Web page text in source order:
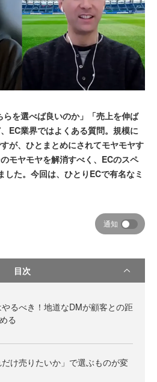
を選べば良いのか」「売上を伸ば
EC業界ではよくある質問。規模に
が、ひとまとめにされてモヤモヤす
モヤモヤを解消すべく、ECのスペ
した。今回は、ひとりECで有名なミ
通知
目次
るべき！地道なDMが顧客との距
る
だけ売りたいか」で選ぶものが変